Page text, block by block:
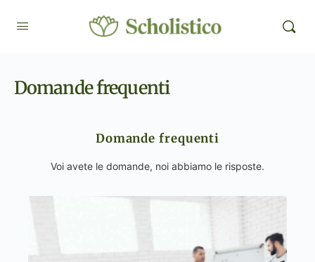
Domande frequenti
Domande frequenti
Voi avete le domande, noi abbiamo le risposte.